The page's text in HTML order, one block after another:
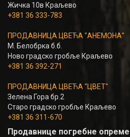
Жичка 10в Краљево
+381 36 333-783
ПРОДАВНИЦА ЦВЕЋА "АНЕМОНА"
М. Белобрка б.б.
Ново градско гробље Краљево
+381 36 392-271
ПРОДАВНИЦА ЦВЕЋА "ЦВЕТ"
Зелена Гора бр.2
Старо градско гробље Краљево
+381 36 311-670
Продавнице погребне опреме